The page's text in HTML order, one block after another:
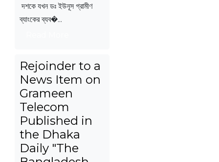
দশকে যখন ডঃ ইউনূস গ্রামীণ
ব্যাংকের ব্যব�...
Rejoinder to a
News Item on
Grameen
Telecom
Published in
the Dhaka
Daily "The